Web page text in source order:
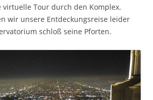
virtuelle Tour durch den Komplex.
wir unsere Entdeckungsreise leider
schloß seine Pforten.